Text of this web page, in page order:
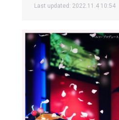
Last updated: 2022.11.4 10:54